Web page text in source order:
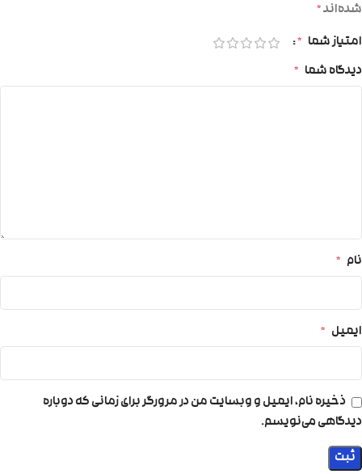
شده‌اند*
امتیاز شما *
دیدگاه شما *
نام *
ایمیل *
ذخیره نام، ایمیل و وبسایت من در مرورگر برای زمانی که دوباره
دیدگاهی می‌نویسم.